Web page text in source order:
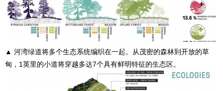
▲ 河湾绿道将多个生态系统编织在一起。从茂密的森林到开放的草
甸，1英里的小道将穿越多达7个具有鲜明特征的生态区。